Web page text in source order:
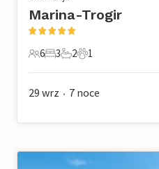
Marina-Trogir
6 Goście
6
3 Sypialnie
3
2 Łazienki
2
1 Zwierzę domowe
1
29 wrz • 7 noce